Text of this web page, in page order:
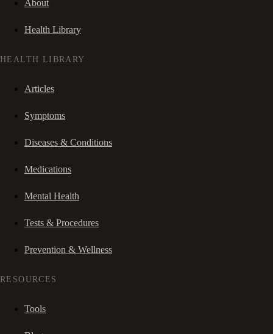
About
Health Library
HEALTH LIBRARY
Articles
Symptoms
Diseases & Conditions
Medications
Mental Health
Tests & Procedures
Prevention & Wellness
RESOURCES
Tools